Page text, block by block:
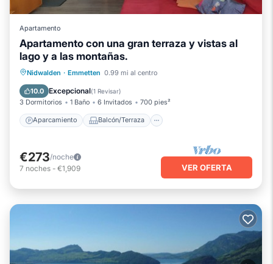
Apartamento
Apartamento con una gran terraza y vistas al
lago y a las montañas.
Nidwalden · Emmetten 0.99 mi al centro
10.0 Excepcional(1 Revisar)
3 Dormitorios 1 Baño 6 Invitados 700 pies²
Aparcamiento Balcón/Terraza
Aparcamiento
Balcón/Terraza
Cocina
Internet
€273/noche
7 noches - €1,909 VER OFERTA